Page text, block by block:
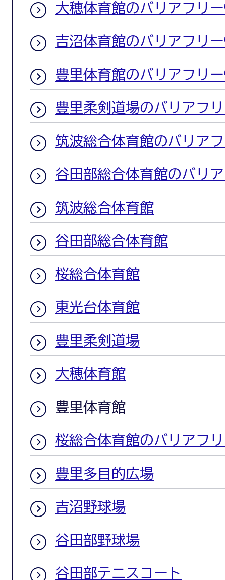
大穂体育館のバリアフリ
吉沼体育館のバリアフリ
豊里体育館のバリアフリ
豊里柔剣道場のバリアフ
筑波総合体育館のバリア
谷田部総合体育館のバリ
筑波総合体育館
谷田部総合体育館
桜総合体育館
東光台体育館
豊里柔剣道場
大穂体育館
豊里体育館
桜総合体育館のバリアフ
豊里多目的広場
吉沼野球場
谷田部野球場
谷田部テニスコート